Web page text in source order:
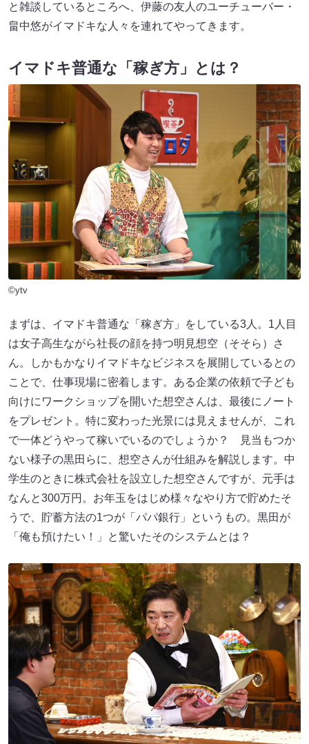
と雑談しているところへ、伊藤の友人のユーチューバー・
畠中悠がイマドキな人々を連れてやってきます。
イマドキ普通な「稼ぎ方」とは？
©ytv
まずは、イマドキ普通な「稼ぎ方」をしている3人。1人目
は女子高生ながら社長の顔を持つ明見想空（そそら）さ
ん。しかもかなりイマドキなビジネスを展開しているとの
ことで、仕事現場に密着します。ある企業の依頼で子ども
向けにワークショップを開いた想空さんは、最後にノート
をプレゼント。特に変わった光景には見えませんが、これ
で一体どうやって稼いでいるのでしょうか？ 見当もつか
ない様子の黒田らに、想空さんが仕組みを解説します。中
学生のときに株式会社を設立した想空さんですが、元手は
なんと300万円。お年玉をはじめ様々なやり方で貯めたそ
うで、貯蓄方法の1つが「パパ銀行」というもの。黒田が
「俺も預けたい！」と驚いたそのシステムとは？